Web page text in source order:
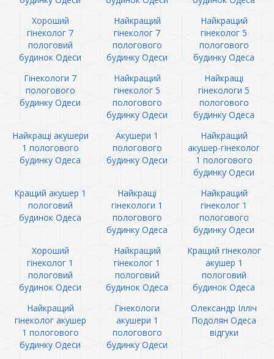
Хороший
гінеколог 7
пологовий
будинок Одеси
Найкращий
гінеколог 7
пологового
будинку Одеси
Найкращий
гінеколог 5
пологового
будинку Одеса
Гінекологи 7
пологового
будинку Одеси
Найкращий
гінеколог 5
пологового
будинку Одеси
Найкращі
гінекологи 5
пологового
будинку Одеса
Найкращі акушери
1 пологового
будинку Одеса
Акушери 1
пологового
будинку Одеси
Найкращий
акушер-гінеколог
1 пологового
будинку Одеси
Кращий акушер 1
пологовий
будинок Одеса
Найкращі
гінекологи 1
пологового
будинку Одеса
Найкращий
гінеколог 1
пологового
будинку Одеси
Хороший
гінеколог 1
пологовий
будинок Одеси
Найкращий
гінеколог 1
пологовий
будинок Одеса
Кращий гінеколог
акушер 1
пологовий
будинок Одеса
Найкращий
гінеколог акушер
1 пологового
будинку Одеси
Гінекологи
акушери 1
пологового
будинку Одеси
Олександр Ілліч
Подолян Одеса
відгуки